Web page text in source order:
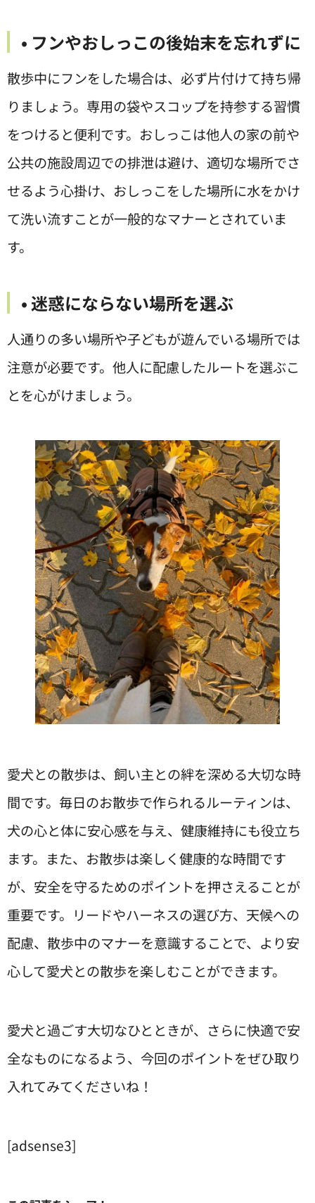
• フンやおしっこの後始末を忘れずに
散歩中にフンをした場合は、必ず片付けて持ち帰
りましょう。専用の袋やスコップを持参する習慣
をつけると便利です。おしっこは他人の家の前や
公共の施設周辺での排泄は避け、適切な場所でさ
せるよう心掛け、おしっこをした場所に水をかけ
て洗い流すことが一般的なマナーとされていま
す。
• 迷惑にならない場所を選ぶ
人通りの多い場所や子どもが遊んでいる場所では
注意が必要です。他人に配慮したルートを選ぶこ
とを心がけましょう。
愛犬との散歩は、飼い主との絆を深める大切な時
間です。毎日のお散歩で作られるルーティンは、
犬の心と体に安心感を与え、健康維持にも役立ち
ます。また、お散歩は楽しく健康的な時間です
が、安全を守るためのポイントを押さえることが
重要です。リードやハーネスの選び方、天候への
配慮、散歩中のマナーを意識することで、より安
心して愛犬との散歩を楽しむことができます。
愛犬と過ごす大切なひとときが、さらに快適で安
全なものになるよう、今回のポイントをぜひ取り
入れてみてくださいね！
[adsense3]